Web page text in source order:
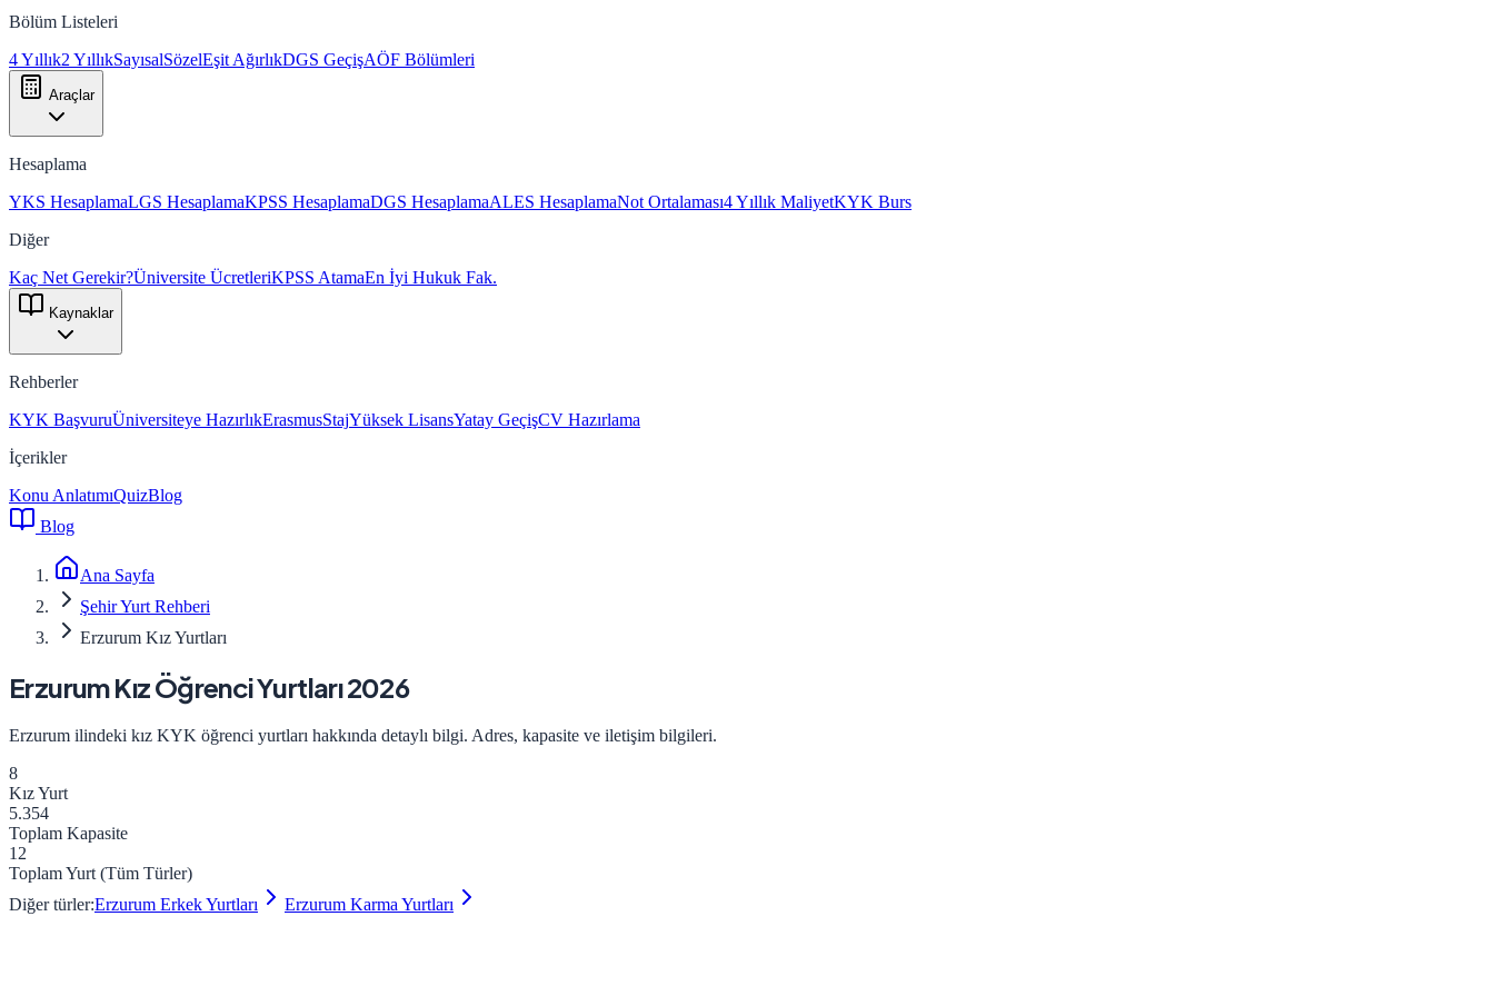
Bölüm Listeleri
4 Yıllık2 YıllıkSayısalSözelEşit AğırlıkDGS GeçişAÖF Bölümleri
Araçlar
Hesaplama
YKS HesaplamaLGS HesaplamaKPSS HesaplamaDGS HesaplamaALES HesaplamaNot Ortalaması4 Yıllık MaliyetKYK Burs
Diğer
Kaç Net Gerekir?Üniversite ÜcretleriKPSS AtamaEn İyi Hukuk Fak.
Kaynaklar
Rehberler
KYK BaşvuruÜniversiteye HazırlıkErasmusStajYüksek LisansYatay GeçişCV Hazırlama
İçerikler
Konu AnlatımıQuizBlog
Blog
Ana Sayfa
Şehir Yurt Rehberi
Erzurum Kız Yurtları
ErzurumKızÖğrenci Yurtları 2026
Erzurum ilindeki kız KYK öğrenci yurtları hakkında detaylı bilgi. Adres, kapasite ve iletişim bilgileri.
8
KızYurt
5.354
Toplam Kapasite
12
Toplam Yurt (Tüm Türler)
Diğer türler:Erzurum ErkekYurtları Erzurum Karma Yurtları